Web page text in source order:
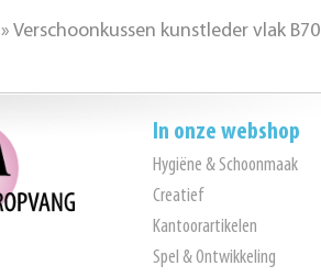
»Verschoonkussen kunstleder vlak B70
In onze webshop
Hygiëne & Schoonmaak
Creatief
Kantoorartikelen
Spel & Ontwikkeling